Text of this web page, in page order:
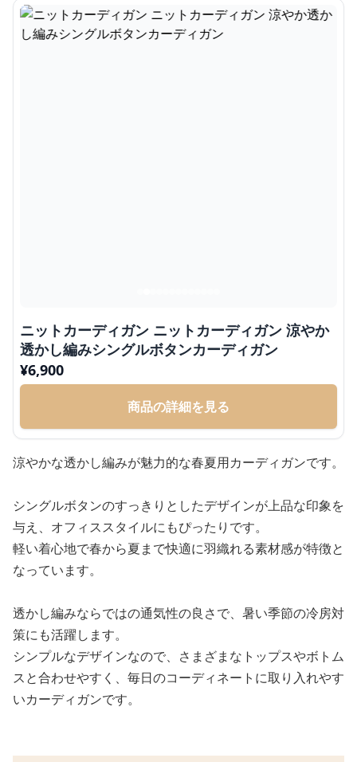
ニットカーディガン ニットカーディガン 涼やか
透かし編みシングルボタンカーディガン
¥6,900
商品の詳細を見る
涼やかな透かし編みが魅力的な春夏用カーディガンです。
シングルボタンのすっきりとしたデザインが上品な印象を
与え、オフィススタイルにもぴったりです。
軽い着心地で春から夏まで快適に羽織れる素材感が特徴と
なっています。
透かし編みならではの通気性の良さで、暑い季節の冷房対
策にも活躍します。
シンプルなデザインなので、さまざまなトップスやボトム
スと合わせやすく、毎日のコーディネートに取り入れやす
いカーディガンです。